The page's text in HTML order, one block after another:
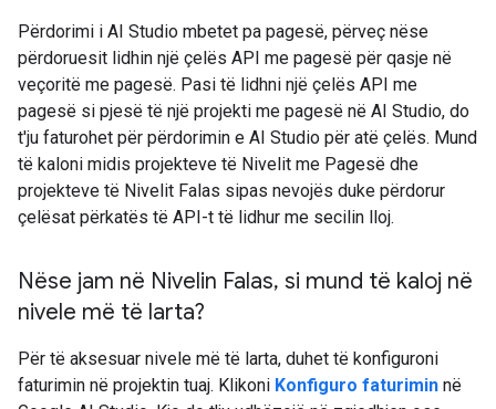
Përdorimi i AI Studio mbetet pa pagesë, përveç nëse
përdoruesit lidhin një çelës API me pagesë për qasje në
veçoritë me pagesë. Pasi të lidhni një çelës API me
pagesë si pjesë të një projekti me pagesë në AI Studio, do
t'ju faturohet për përdorimin e AI Studio për atë çelës. Mund
të kaloni midis projekteve të Nivelit me Pagesë dhe
projekteve të Nivelit Falas sipas nevojës duke përdorur
çelësat përkatës të API-t të lidhur me secilin lloj.
Nëse jam në Nivelin Falas, si mund të kaloj në
nivele më të larta?
Për të aksesuar nivele më të larta, duhet të konfiguroni
faturimin në projektin tuaj. Klikoni Konfiguro faturimin në